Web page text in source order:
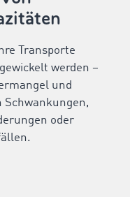
Transporte
werden –
und
Schwankungen,
oder